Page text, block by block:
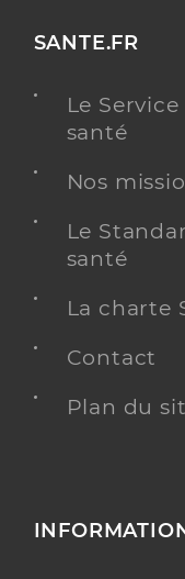
SANTE.FR
Le
santé
Nos
Le
santé
La charte
Contact
Plan du